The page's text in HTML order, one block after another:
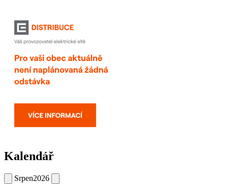
Kalendář
Srpen2026